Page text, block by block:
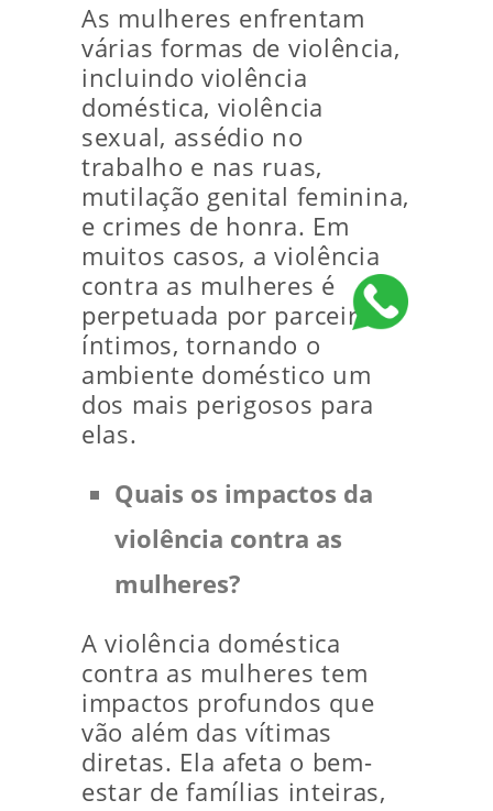
As mulheres enfrentam
várias formas de violência,
incluindo violência
doméstica, violência
sexual, assédio no
trabalho e nas ruas,
mutilação genital feminina,
e crimes de honra. Em
muitos casos, a violência
contra as mulheres é
perpetuada por parceiros
íntimos, tornando o
ambiente doméstico um
dos mais perigosos para
elas.
Quais os impactos da
violência contra as
mulheres?
A violência doméstica
contra as mulheres tem
impactos profundos que
vão além das vítimas
diretas. Ela afeta o bem-
estar de famílias inteiras,